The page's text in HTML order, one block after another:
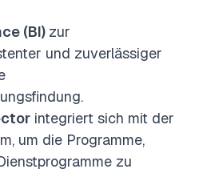
(BI) zur
und zuverlässiger
integriert sich mit der
um die Programme,
zu